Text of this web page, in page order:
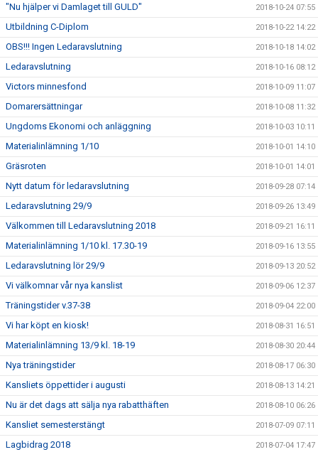
"Nu hjälper vi Damlaget till GULD" 2018-10-24 07:55
Utbildning C-Diplom 2018-10-22 14:22
OBS!!! Ingen Ledaravslutning 2018-10-18 14:02
Ledaravslutning 2018-10-16 08:12
Victors minnesfond 2018-10-09 11:07
Domarersättningar 2018-10-08 11:32
Ungdoms Ekonomi och anläggning 2018-10-03 10:11
Materialinlämning 1/10 2018-10-01 14:10
Gräsroten 2018-10-01 14:01
Nytt datum för ledaravslutning 2018-09-28 07:14
Ledaravslutning 29/9 2018-09-26 13:49
Välkommen till Ledaravslutning 2018 2018-09-21 16:11
Materialinlämning 1/10 kl. 17.30-19 2018-09-16 13:55
Ledaravslutning lör 29/9 2018-09-13 20:52
Vi välkomnar vår nya kanslist 2018-09-06 12:37
Träningstider v.37-38 2018-09-04 22:00
Vi har köpt en kiosk! 2018-08-31 16:51
Materialinlämning 13/9 kl. 18-19 2018-08-30 20:44
Nya träningstider 2018-08-17 06:30
Kansliets öppettider i augusti 2018-08-13 14:21
Nu är det dags att sälja nya rabatthäften 2018-08-10 06:26
Kansliet semesterstängt 2018-07-09 07:11
Lagbidrag 2018 2018-07-04 17:47